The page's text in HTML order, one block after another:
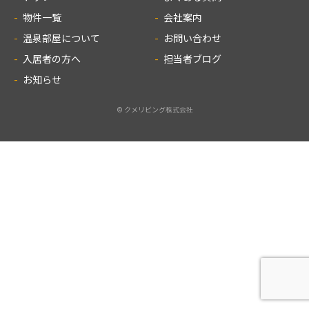
物件一覧
温泉部屋について
入居者の方へ
お知らせ
会社案内
お問い合わせ
担当者ブログ
© クメリビング株式会社